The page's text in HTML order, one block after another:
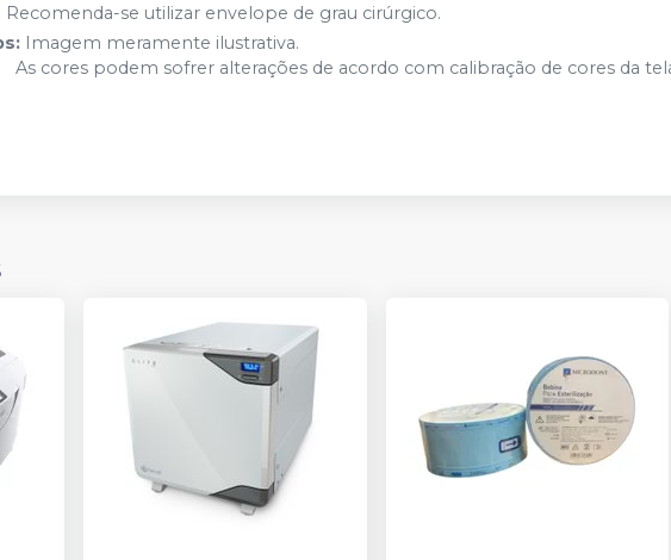
Recomenda-se utilizar envelope de grau cirúrgico.
Imagem meramente ilustrativa.
cores podem sofrer alterações de acordo com calibração de cores da